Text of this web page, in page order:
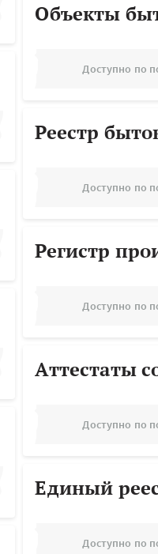
Объекты
Доступно по
Реестр
Доступно по
Регистр
Доступно по
Аттестаты
Доступно по
Единый
Доступно по